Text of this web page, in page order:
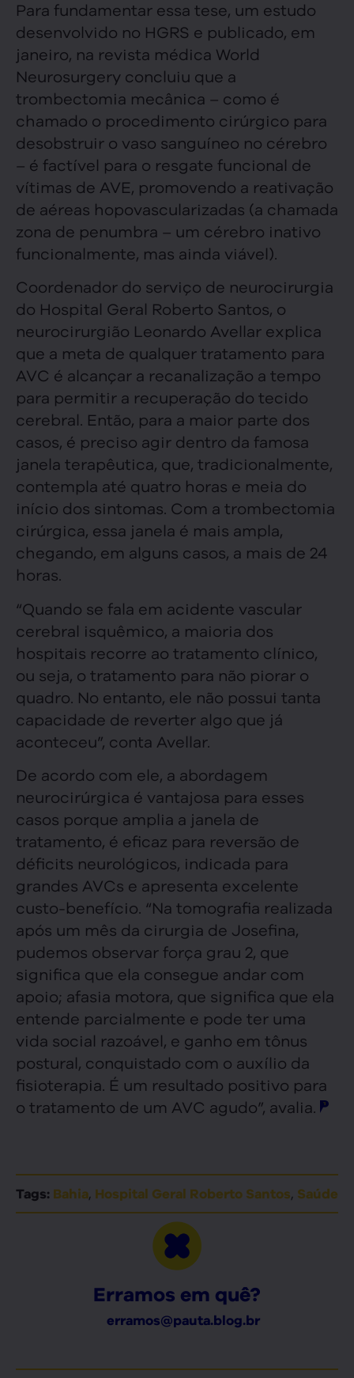
Para fundamentar essa tese, um estudo
desenvolvido no HGRS e publicado, em
janeiro, na revista médica World
Neurosurgery concluiu que a
trombectomia mecânica – como é
chamado o procedimento cirúrgico para
desobstruir o vaso sanguíneo no cérebro
– é factível para o resgate funcional de
vítimas de AVE, promovendo a reativação
de aéreas hopovascularizadas (a chamada
zona de penumbra – um cérebro inativo
funcionalmente, mas ainda viável).
Coordenador do serviço de neurocirurgia
do Hospital Geral Roberto Santos, o
neurocirurgião Leonardo Avellar explica
que a meta de qualquer tratamento para
AVC é alcançar a recanalização a tempo
para permitir a recuperação do tecido
cerebral. Então, para a maior parte dos
casos, é preciso agir dentro da famosa
janela terapêutica, que, tradicionalmente,
contempla até quatro horas e meia do
início dos sintomas. Com a trombectomia
cirúrgica, essa janela é mais ampla,
chegando, em alguns casos, a mais de 24
horas.
“Quando se fala em acidente vascular
cerebral isquêmico, a maioria dos
hospitais recorre ao tratamento clínico,
ou seja, o tratamento para não piorar o
quadro. No entanto, ele não possui tanta
capacidade de reverter algo que já
aconteceu”, conta Avellar.
De acordo com ele, a abordagem
neurocirúrgica é vantajosa para esses
casos porque amplia a janela de
tratamento, é eficaz para reversão de
déficits neurológicos, indicada para
grandes AVCs e apresenta excelente
custo-benefício. “Na tomografia realizada
após um mês da cirurgia de Josefina,
pudemos observar força grau 2, que
significa que ela consegue andar com
apoio; afasia motora, que significa que ela
entende parcialmente e pode ter uma
vida social razoável, e ganho em tônus
postural, conquistado com o auxílio da
fisioterapia. É um resultado positivo para
o tratamento de um AVC agudo”, avalia.
Tags: Bahia, Hospital Geral Roberto Santos, Saúde
Erramos em quê?
erramos@pauta.blog.br